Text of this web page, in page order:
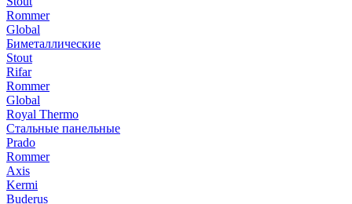
Rommer
Global
Биметаллические
Stout
Rifar
Rommer
Global
Royal Thermo
Стальные панельные
Prado
Rommer
Axis
Kermi
Buderus